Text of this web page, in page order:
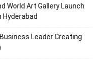
World Art Gallery Launch
Hyderabad
Leader Creating